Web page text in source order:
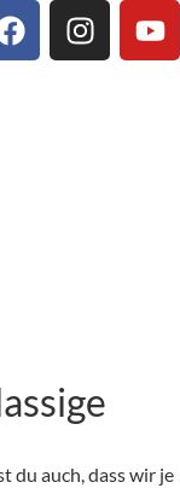
du auch, dass wir je